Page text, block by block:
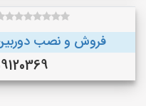
فروش و نصب دوربین